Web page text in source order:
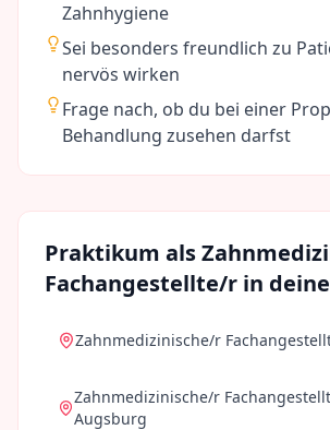
Zahnhygiene
Sei besonders freundlich zu
nervös wirken
Frage nach, ob du bei einer
Behandlung zusehen darfst
Praktikum als
Fachangestellte/r in
Zahnmedizinische/r
Zahnmedizinische/r
Augsburg